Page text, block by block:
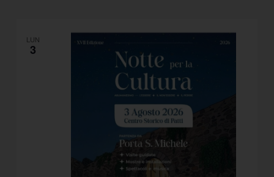
LUN
3